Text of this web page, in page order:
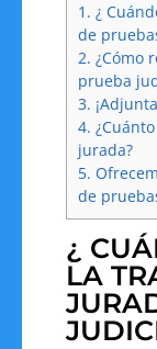
1. ¿
de
2. ¿Cómo
prueba
3.
4.
jurada?
5.
de
¿
LA